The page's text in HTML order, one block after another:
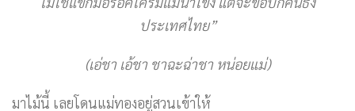
ประเทศไทย”
(เอ่ชา เอ้ชา ชาฉะฉ่าชา หน่อยแม่)
มาไม้นี้ เลยโดนแม่ทองอยู่สวนเข้าให้